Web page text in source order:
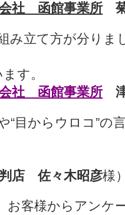
社 函館事業所
み立て方が分りま
す。
社 函館事業所
“目からウロコ”の
店 佐々木昭彦様
お客様からアンケ